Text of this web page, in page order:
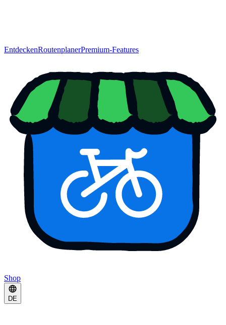
EntdeckenRoutenplanerPremium-Features
Shop
DE